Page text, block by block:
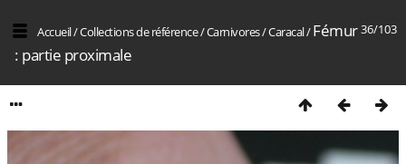
36/103
Accueil/Collections de référence/Carnivores/Caracal/Fémur
: partie proximale